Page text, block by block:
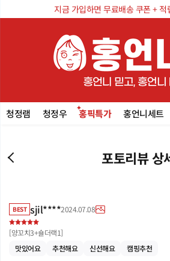
지금 가입하면 무료배송 쿠폰 +
청정램 청정우 홍픽특가 홍언니세트
포토리뷰 상
BEST sjil****2024.07.08
[양꼬치3+숄더랙1]
맛있어요
추천해요 신선해요 캠핑추천